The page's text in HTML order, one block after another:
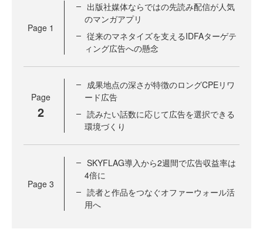
Page 1
出版社媒体ならではの先読み配信が人気
のマンガアプリ
従来のマネタイズを支えるIDFAターゲテ
ィング広告への懸念
Page
2
成果地点の深さが特徴のロングCPEリワ
ード広告
読みたい話数に応じて広告を選択できる
環境づくり
Page 3
SKYFLAG導入から2週間で広告収益率は
4倍に
読者と作品をつなぐオファーウォール活
用へ